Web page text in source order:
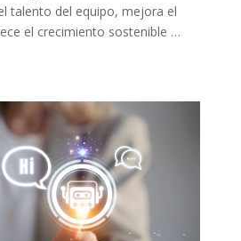
talento del equipo, mejora el
el crecimiento sostenible …